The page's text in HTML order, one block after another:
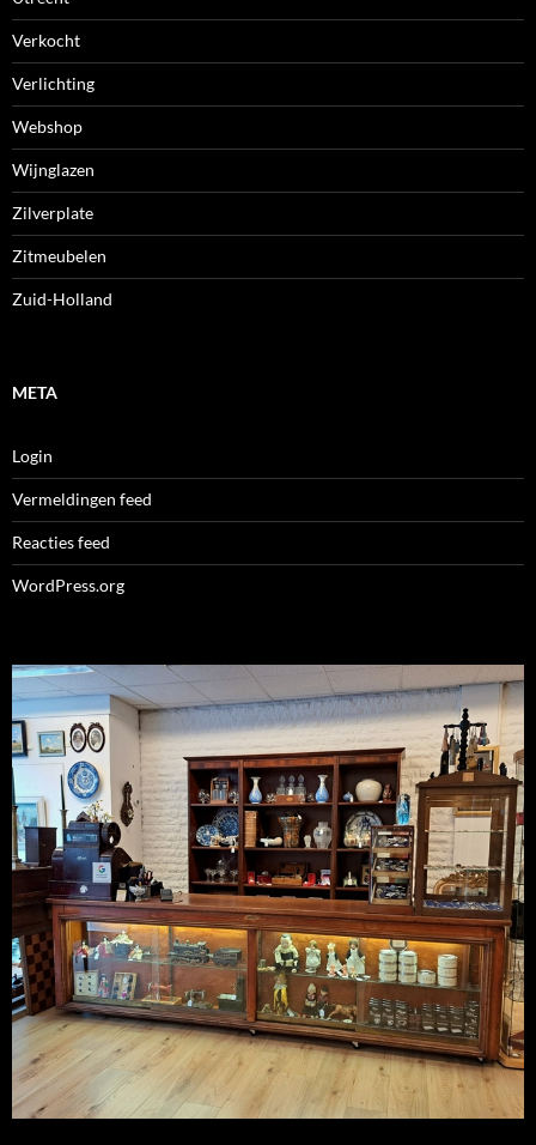
Verkocht
Verlichting
Webshop
Wijnglazen
Zilverplate
Zitmeubelen
Zuid-Holland
META
Login
Vermeldingen feed
Reacties feed
WordPress.org